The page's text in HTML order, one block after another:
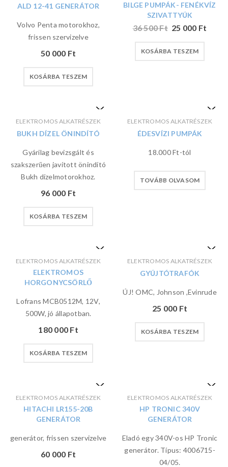
ALD 12-41 GENERÁTOR
Volvo Penta motorokhoz,
frissen szervizelve
50 000 Ft
KOSÁRBA TESZEM
BILGE PUMPÁK- FENÉKVÍZ
SZIVATTYÚK
36 500Ft 25 000 Ft
KOSÁRBA TESZEM
ELEKTROMOS ALKATRÉSZEK
BUKH DÍZEL ÖNINDÍTÓ
Gyárilag bevizsgált és
szakszerűen javított önindító
Bukh dízelmotorokhoz.
96 000 Ft
KOSÁRBA TESZEM
ELEKTROMOS ALKATRÉSZEK
ÉDESVÍZI PUMPÁK
18.000 Ft-tól
TOVÁBB OLVASOM
ELEKTROMOS ALKATRÉSZEK
ELEKTROMOS
HORGONYCSÖRLŐ
Lofrans MCB0512M, 12V,
500W, jó állapotban.
180 000 Ft
KOSÁRBA TESZEM
ELEKTROMOS ALKATRÉSZEK
GYÚJTÓTRAFÓK
ÚJ! OMC, Johnson ,Evinrude
25 000 Ft
KOSÁRBA TESZEM
ELEKTROMOS ALKATRÉSZEK
HITACHI LR155-20B
GENERÁTOR
generátor, frissen szervizelve
60 000 Ft
ELEKTROMOS ALKATRÉSZEK
HP TRONIC 340V
GENERÁTOR
Eladó egy 340V-os HP Tronic
generátor. Típus: 4006715-
04/05.